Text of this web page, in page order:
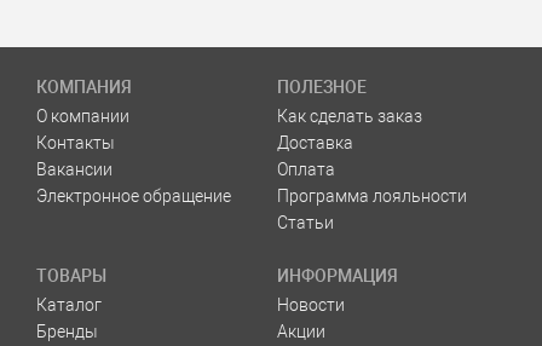
КОМПАНИЯ
О компании
Контакты
Вакансии
Электронное обращение
ПОЛЕЗНОЕ
Как сделать заказ
Доставка
Оплата
Программа лояльности
Статьи
ТОВАРЫ
Каталог
Бренды
ИНФОРМАЦИЯ
Новости
Акции